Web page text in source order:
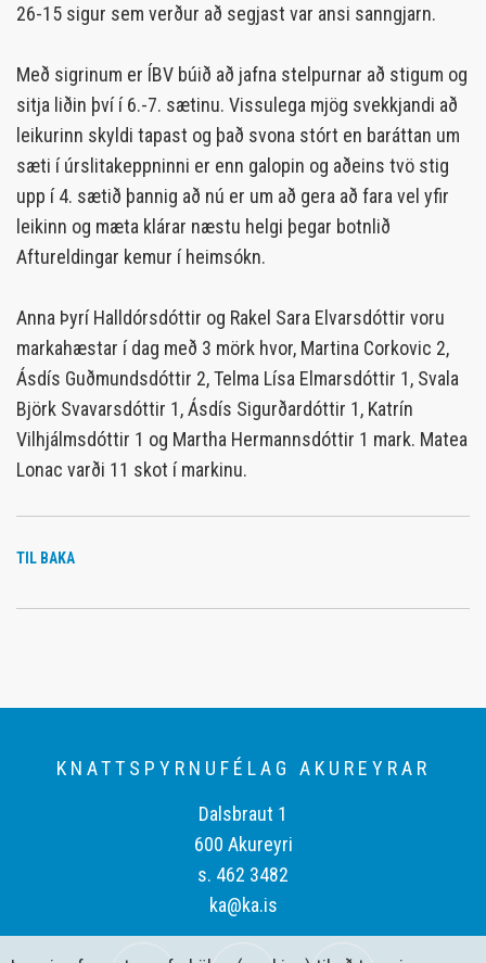
26-15 sigur sem verður að segjast var ansi sanngjarn.
Með sigrinum er ÍBV búið að jafna stelpurnar að stigum og
sitja liðin því í 6.-7. sætinu. Vissulega mjög svekkjandi að
leikurinn skyldi tapast og það svona stórt en baráttan um
sæti í úrslitakeppninni er enn galopin og aðeins tvö stig
upp í 4. sætið þannig að nú er um að gera að fara vel yfir
leikinn og mæta klárar næstu helgi þegar botnlið
Aftureldingar kemur í heimsókn.
Anna Þyrí Halldórsdóttir og Rakel Sara Elvarsdóttir voru
markahæstar í dag með 3 mörk hvor, Martina Corkovic 2,
Ásdís Guðmundsdóttir 2, Telma Lísa Elmarsdóttir 1, Svala
Björk Svavarsdóttir 1, Ásdís Sigurðardóttir 1, Katrín
Vilhjálmsdóttir 1 og Martha Hermannsdóttir 1 mark. Matea
Lonac varði 11 skot í markinu.
TIL BAKA
KNATTSPYRNUFÉLAG AKUREYRAR
Dalsbraut 1
600 Akureyri
s. 462 3482
ka@ka.is